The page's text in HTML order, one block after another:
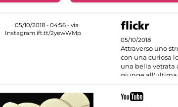
05/10/2018
Attraverso uno
con una curiosa
una bella vetrata
giunge all'ultima